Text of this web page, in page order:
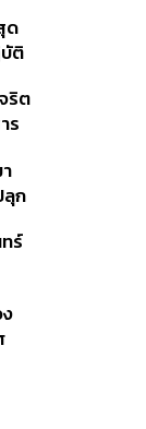
ด
ติ
นี้
ริต
ร
ลุก
ร์
ว